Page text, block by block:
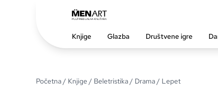
Knjige Glazba Društvene igre
Početna/ Knjige / Beletristika/ Drama/ Lepet